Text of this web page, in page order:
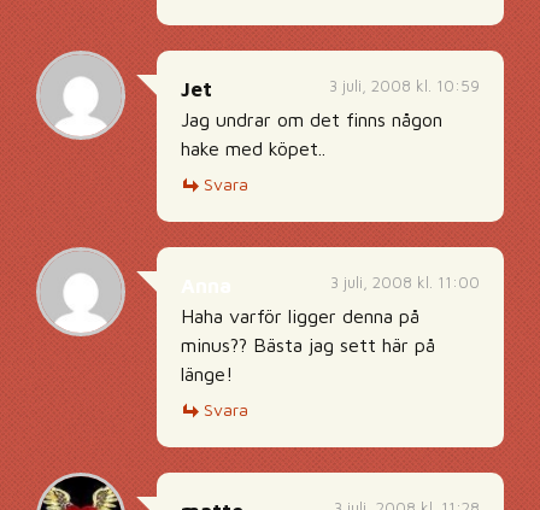
3 juli, 2008 kl. 10:59
Jet
Jag undrar om det finns någon
hake med köpet..
Svara
3 juli, 2008 kl. 11:00
Haha varför ligger denna på
minus?? Bästa jag sett här på
länge!
Svara